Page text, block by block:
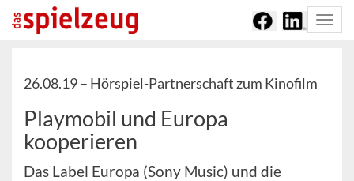
26.08.19 – Hörspiel-Partnerschaft zum Kinofilm
Playmobil und Europa
kooperieren
Das Label Europa (Sony Music) und die